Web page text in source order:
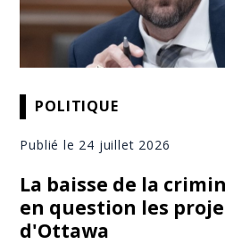
POLITIQUE
Publié le 24 juillet 2026
La baisse de la
en question les
d'Ottawa